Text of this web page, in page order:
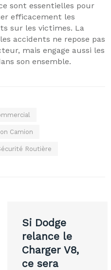
sont essentielles pour
efficacement les
sur les victimes. La
accidents ne repose pas
mais engage aussi les
son ensemble.
Camion
Routière
Si Dodge
relance le
Charger V8,
ce sera